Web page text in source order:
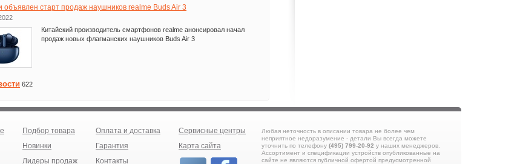
объявлен старт продаж наушников realme Buds Air 3
Китайский производитель смартфонов realme анонсировал начал
продаж новых флагманских наушников Buds Air 3
622
Подбор товара
Новинки
Лидеры продаж
Оплата и доставка
Гарантия
Контакты
Сервисные центры
Карта сайта
Любая неточность в описании товара не более чем
неприятное недоразумение - детали Вы всегда можете
уточнить по телефону (495) 799-20-92 у наших менеджеров.
Ассортимент и спецификации устройств опубликованные на
сайте не являются публичной офертой предусмотренной